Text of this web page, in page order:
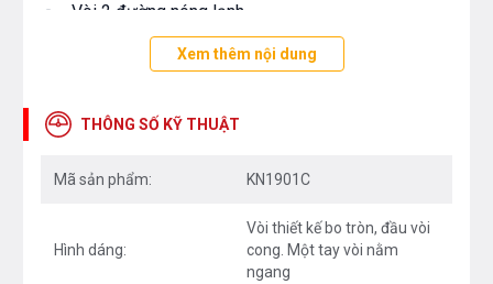
Vòi 2 đường nóng lạnh
Thân vòi xoay 360 độ cho phạm vi tiếp cận lớn
đến 76cm
tạo bọt
Chiều cao lý tưởng cho mọi thao tác làm bếp
Tay vòi ngang tối ưu không gian bàn bếp
Xem thêm nội dung
THÔNG SỐ KỸ THUẬT
Mã sản phẩm: KN1901C
Hình dáng:
Vòi thiết kế bo tròn, đầu vòi
cong. Một tay vòi nằm
ngang